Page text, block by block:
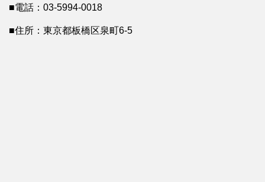
■電話：03-5994-0018
■住所：東京都板橋区泉町6-5